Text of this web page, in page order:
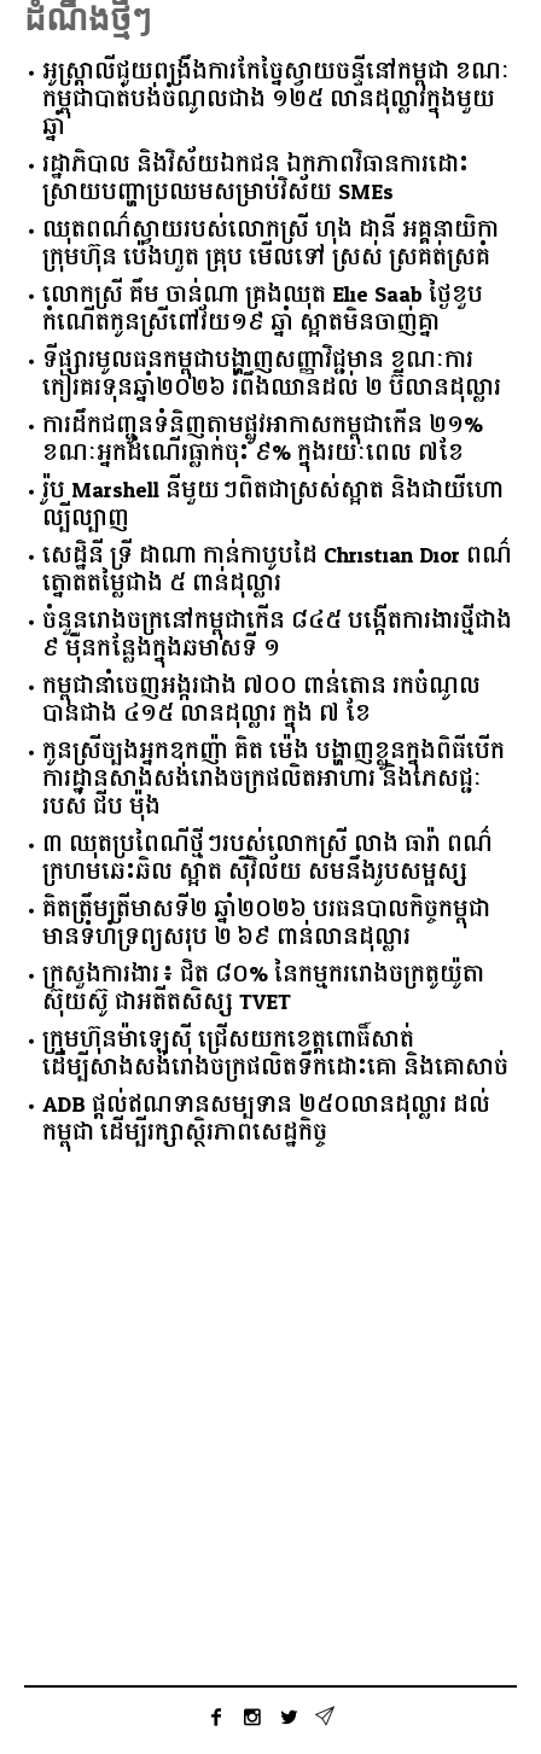
ដំណឹងថ្មីៗ
អូស្ត្រាលី​ជួយ​ពង្រឹង​ការ​កែច្នៃ​ស្វាយចន្ទី​នៅ​កម្ពុជា​ ​ខណៈ​
កម្ពុជា​បាត់បង់​ចំណូល​ជាង​ ​១២៥​ ​លាន​ដុល្លារ​ក្នុង​មួយ​
ឆ្នាំ​
រដ្ឋាភិបាល​ ​និង​វិស័យ​ឯកជន ​ឯកភាព​វិធានការ​ដោះ
ស្រាយ​បញ្ហា​ប្រឈម​​សម្រាប់​វិស័យ​ ​SMEs​
ឈុតពណ៌ស្វាយរបស់លោកស្រី ហុង ដានី អគ្គ​នាយិកា​
ក្រុមហ៊ុន ប៉េងហួត គ្រុប មើលទៅ ស្រស់ ស្រគត់ស្រគំ
លោកស្រី គឹម ចាន់ណា គ្រងឈុត Elie Saab ថ្ងៃខួប
កំណើតកូនស្រីពៅវ័យ១៩ ឆ្នាំ ស្អាតមិនចាញ់គ្នា
ទីផ្សារ​មូលធន​កម្ពុជា​បង្ហាញ​សញ្ញា​វិជ្ជមាន​ ​ខណៈ​ការ​
កៀរគរ​ទុន​ឆ្នាំ​២០២៦​ ​រំពឹង​ឈានដល់​ ​២​ ​ប៊ីលាន​ដុល្លារ​
ការដឹកជញ្ជូនទំនិញតាមផ្លូវអាកាសកម្ពុជាកើន ២១%
ខណៈអ្នកដំណើរធ្លាក់ចុះ ៩% ក្នុងរយៈពេល ៧ខែ
រ៉ូប Marshell នីមួយៗពិតជាស្រស់ស្អាត និងជាយីហោ
ល្បីល្បាញ
សេដ្ឋិនី ទ្រី ដាណា កាន់កាបូបដៃ Christian Dior ពណ៌
ត្នោតតម្លៃជាង ៥ ពាន់ដុល្លារ
ចំនួន​រោងចក្រ​នៅ​កម្ពុជា​កើន​ ​៨៤៥​ ​បង្កើត​ការងារ​ថ្មី​ជាង​
​៩​ ​ម៉ឺន​កន្លែង​ក្នុង​ឆមាស​ទី ​១​
កម្ពុជានាំចេញអង្ករជាង ៧០០ ពាន់តោន រកចំណូល
បានជាង ៤១៥ លានដុល្លារ ក្នុង ៧ ខែ
កូនស្រីច្បងអ្នកឧកញ៉ា គិត ម៉េង បង្ហាញខ្លួនក្នុងពិធីបើក
ការដ្ឋានសាងសង់រោងចក្រផលិតអាហារ និងភេសជ្ជៈ
របស់ ជីប ម៉ុង
៣ ឈុតប្រពៃណីថ្មីៗរបស់លោកស្រី លាង ធារ៉ា ពណ៌
ក្រហមឆេះឆិល ស្អាត ​ស៊ីវិល័យ សមនឹងរូបសម្ផស្ស
គិត​ត្រឹមត្រីមាស​ទី​២​ ​ឆ្នាំ​២០២៦​ បរធន​បាលកិច្ច​កម្ពុជា​ ​
មាន​ទំហំ​ទ្រព្យ​សរុប​ ​២.៦៩​ ​ពាន់លាន​ដុល្លារ​
ក្រសួង​ការងារ​៖ ​ជិត​ ​៨០​% ​នៃ​កម្មករ​រោងចក្រ​តូយ៉ូតា ​
ស៊ុយ​ស៊ូ ​ជា​អតីត​សិស្ស​ ​TVET​
ក្រុមហ៊ុន​ម៉ាឡេស៊ី ជ្រើសយកខេត្ដពោធិ៍សាត់
ដើម្បីសាងសង់រោងចក្រផលិតទឹកដោះគោ និងគោសាច់
ADB ផ្តល់ឥណទានសម្បទាន ២៥០លានដុល្លារ ដល់